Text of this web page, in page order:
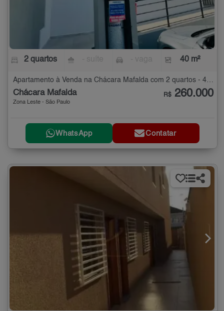
2 quartos 40 m²
Apartamento à Venda na Chácara Mafalda com 2 quartos - 40 m²
Chácara Mafalda
Zona Leste - São Paulo
R$ 260.000
WhatsApp Contatar